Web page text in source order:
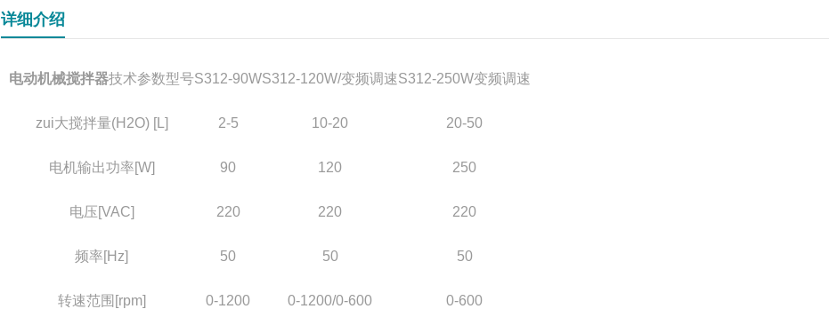
详细介绍
电动机械搅拌器技术参数型号S312-90WS312-120W/变频调速S312-250W变频调速
zui大搅拌量(H2O) [L] 2-5 10-20 20-50
电机输出功率[W] 90 120 250
电压[VAC] 220 220 220
频率[Hz] 50 50 50
转速范围[rpm] 0-1200 0-1200/0-600 0-600